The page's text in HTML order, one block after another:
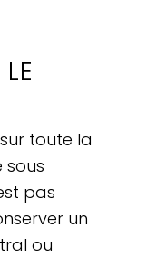
toute la
sous
pas
un
ou